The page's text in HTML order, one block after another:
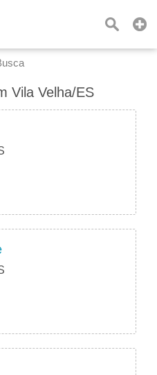
Vila Velha/ES